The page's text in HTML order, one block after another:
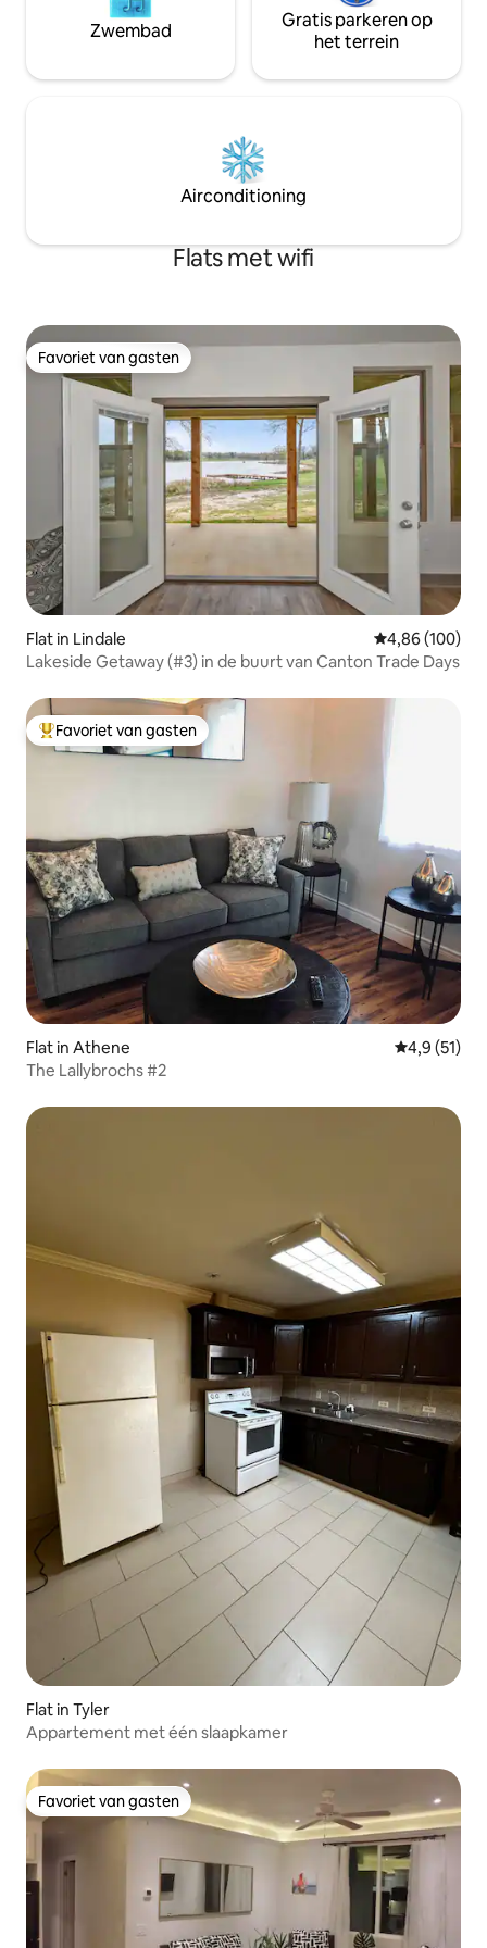
Zwembad
Gratis parkeren op
het terrein
Airconditioning
Flats met wifi
Favoriet van gasten
Favoriet van gasten
Flat in Lindale Gemiddelde
4,86 (100)
Lakeside Getaway (#3) in de buurt van Canton Trade Days
Topfavoriet van gasten
Favoriet van gasten
Flat in Athene
4,9 (51)
The Lallybrochs #2
Flat in Tyler
Appartement met één slaapkamer
Favoriet van gasten
Favoriet van gasten